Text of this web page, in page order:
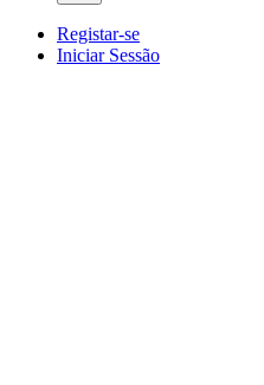
Registar-se
Iniciar Sessão